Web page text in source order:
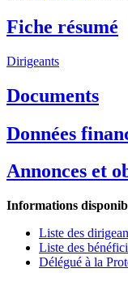
Fiche résumé
Dirigeants
Documents
Données
Annonces et
Informations
Liste des
Liste des
Délégué à la